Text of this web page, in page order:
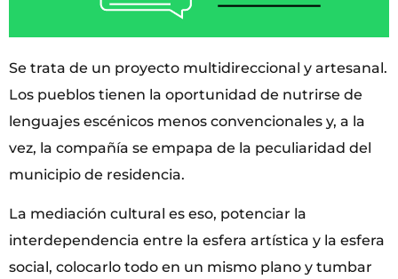
Se trata de un proyecto multidireccional y artesanal.
Los pueblos tienen la oportunidad de nutrirse de
lenguajes escénicos menos convencionales y, a la
vez, la compañía se empapa de la peculiaridad del
municipio de residencia.
La mediación cultural es eso, potenciar la
interdependencia entre la esfera artística y la esfera
social, colocarlo todo en un mismo plano y tumbar